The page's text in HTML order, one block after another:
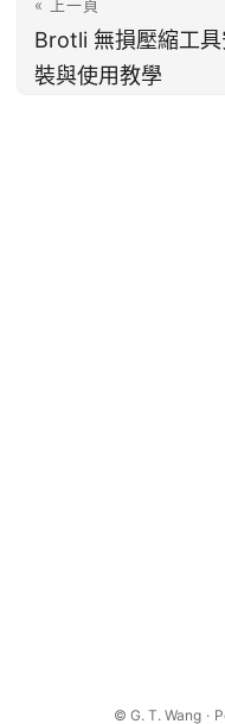
« 上一頁
Brotli 無損壓縮工具
裝與使用教學
© G. T. Wang ·